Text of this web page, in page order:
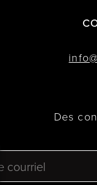
Des